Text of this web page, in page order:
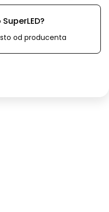
od producenta